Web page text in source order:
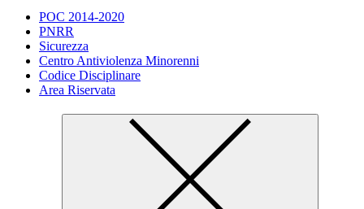
POC 2014-2020
PNRR
Sicurezza
Centro Antiviolenza Minorenni
Codice Disciplinare
Area Riservata